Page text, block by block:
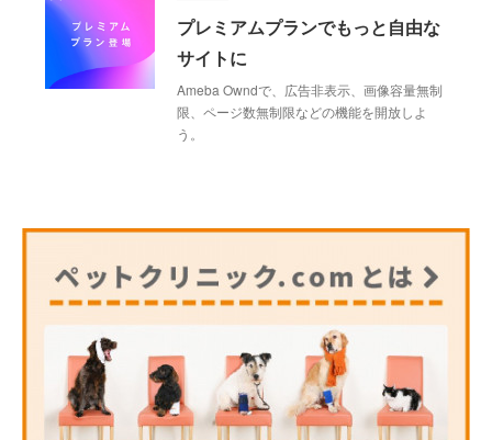
プレミアムプランでもっと自由な
サイトに
Ameba Owndで、広告非表示、画像容量無制
限、ページ数無制限などの機能を開放しよ
う。